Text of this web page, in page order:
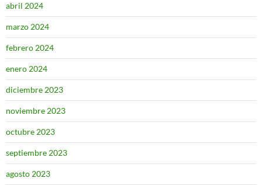
abril 2024
marzo 2024
febrero 2024
enero 2024
diciembre 2023
noviembre 2023
octubre 2023
septiembre 2023
agosto 2023